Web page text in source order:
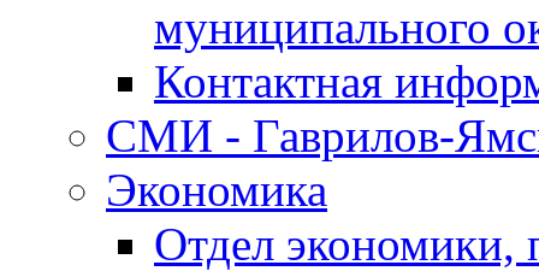
муниципального
Контактная
СМИ - Гаврилов-
Экономика
Отдел экономики,